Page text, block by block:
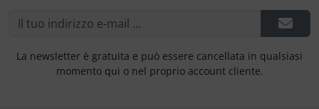
La newsletter è gratuita e può essere cancellata in qualsiasi
momento qui o nel proprio account cliente.